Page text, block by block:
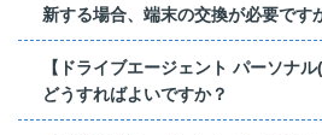
新する場合、端末の交換が必要です
【ドライブエージェント パーソナ
どうすればよいですか？